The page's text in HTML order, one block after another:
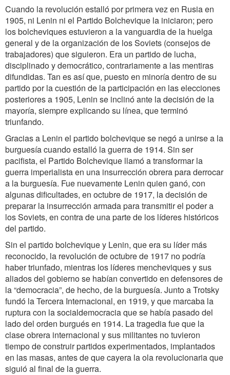
Cuando la revolución estalló por primera vez en Rusia en
1905, ni Lenin ni el Partido Bolchevique la iniciaron; pero
los bolcheviques estuvieron a la vanguardia de la huelga
general y de la organización de los Soviets (consejos de
trabajadores) que siguieron. Era un partido de lucha,
disciplinado y democrático, contrariamente a las mentiras
difundidas. Tan es así que, puesto en minoría dentro de su
partido por la cuestión de la participación en las elecciones
posteriores a 1905, Lenin se inclinó ante la decisión de la
mayoría, siempre explicando su línea, que terminó
triunfando.
Gracias a Lenin el partido bolchevique se negó a unirse a la
burguesía cuando estalló la guerra de 1914. Sin ser
pacifista, el Partido Bolchevique llamó a transformar la
guerra imperialista en una insurrección obrera para derrocar
a la burguesía. Fue nuevamente Lenin quien ganó, con
algunas dificultades, en octubre de 1917, la decisión de
preparar la insurrección armada para transmitir el poder a
los Soviets, en contra de una parte de los líderes históricos
del partido.
Sin el partido bolchevique y Lenin, que era su líder más
reconocido, la revolución de octubre de 1917 no podría
haber triunfado, mientras los líderes mencheviques y sus
aliados del gobierno se habían convertido en defensores de
la “democracia”, de hecho, de la burguesía. Junto a Trotsky
fundó la Tercera Internacional, en 1919, y que marcaba la
ruptura con la socialdemocracia que se había pasado del
lado del orden burgués en 1914. La tragedia fue que la
clase obrera internacional y sus militantes no tuvieron
tiempo de construir partidos experimentados, implantados
en las masas, antes de que cayera la ola revolucionaria que
siguió al final de la guerra.